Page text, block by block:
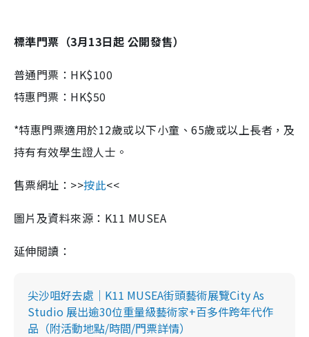
標準門票（3月13日起 公開發售）
普通門票：HK$100
特惠門票：HK$50
*特惠門票適用於12歲或以下小童、65歲或以上長者，及
持有有效學生證人士。
售票網址：>>按此<<
圖片及資料來源：K11 MUSEA
延伸閲讀：
尖沙咀好去處｜K11 MUSEA街頭藝術展覽City As
Studio 展出逾30位重量級藝術家+百多件跨年代作
品（附活動地點/時間/門票詳情）